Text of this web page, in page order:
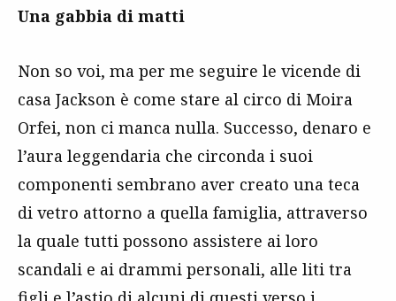
Una gabbia di matti
Non so voi, ma per me seguire le vicende di
casa Jackson è come stare al circo di Moira
Orfei, non ci manca nulla. Successo, denaro e
l’aura leggendaria che circonda i suoi
componenti sembrano aver creato una teca
di vetro attorno a quella famiglia, attraverso
la quale tutti possono assistere ai loro
scandali e ai drammi personali, alle liti tra